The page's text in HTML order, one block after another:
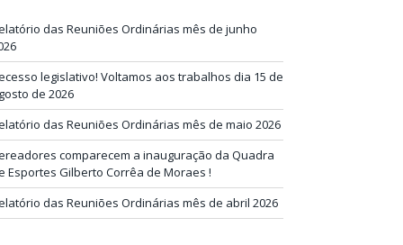
das Reuniões Ordinárias mês de junho
legislativo! Voltamos aos trabalhos dia 15 de
de 2026
das Reuniões Ordinárias mês de maio 2026
comparecem a inauguração da Quadra
Esportes Gilberto Corrêa de Moraes !
das Reuniões Ordinárias mês de abril 2026